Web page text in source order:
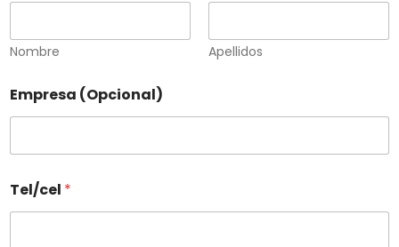
Nombre Apellidos
Empresa (Opcional)
Tel/cel *